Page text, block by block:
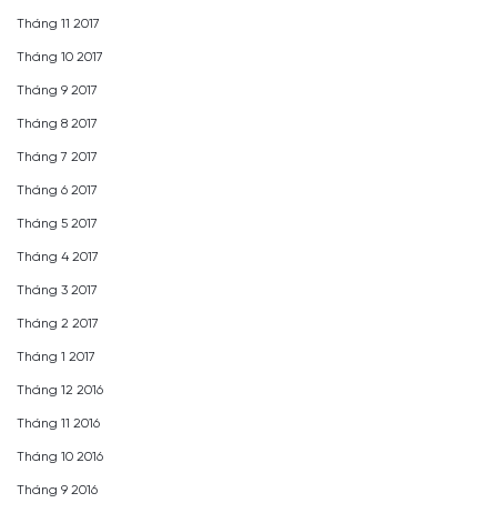
Tháng 11 2017
Tháng 10 2017
Tháng 9 2017
Tháng 8 2017
Tháng 7 2017
Tháng 6 2017
Tháng 5 2017
Tháng 4 2017
Tháng 3 2017
Tháng 2 2017
Tháng 1 2017
Tháng 12 2016
Tháng 11 2016
Tháng 10 2016
Tháng 9 2016